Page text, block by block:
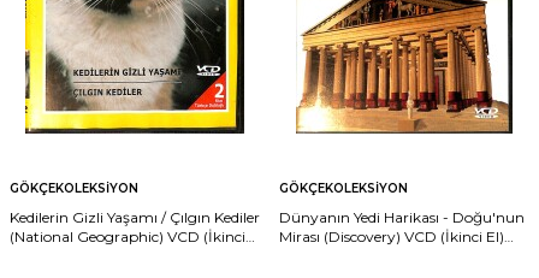
GÖKÇEKOLEKSIYON
Kedilerin Gizli Yaşamı / Çılgın Kediler
(National Geographic) VCD (İkinci
GÖKÇEKOLEKSIYON
Dünyanın Yedi Harikası - Doğu'nun
Mirası (Discovery) VCD (İkinci El)